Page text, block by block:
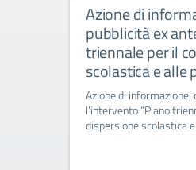
Azione di
pubblicità ex
triennale per il
scolastica e alle
Azione di informazione,
l’intervento “Piano
dispersione scolastica